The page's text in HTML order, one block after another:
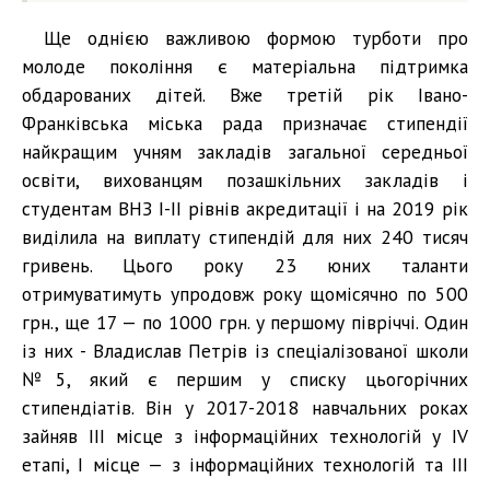
Ще однією важливою формою турботи про
молоде покоління є матеріальна підтримка
обдарованих дітей. Вже третій рік Івано-
Франківська міська рада призначає стипендії
найкращим учням закладів загальної середньої
освіти, вихованцям позашкільних закладів і
студентам ВНЗ І-ІІ рівнів акредитації і на 2019 рік
виділила на виплату стипендій для них 240 тисяч
гривень. Цього року 23 юних таланти
отримуватимуть упродовж року щомісячно по 500
грн., ще 17 — по 1000 грн. у першому півріччі. Один
із них - Владислав Петрів із спеціалізованої школи
№5, який є першим у списку цьогорічних
стипендіатів. Він у 2017-2018 навчальних роках
зайняв ІІІ місце з інформаційних технологій у ІV
етапі, І місце — з інформаційних технологій та ІІІ